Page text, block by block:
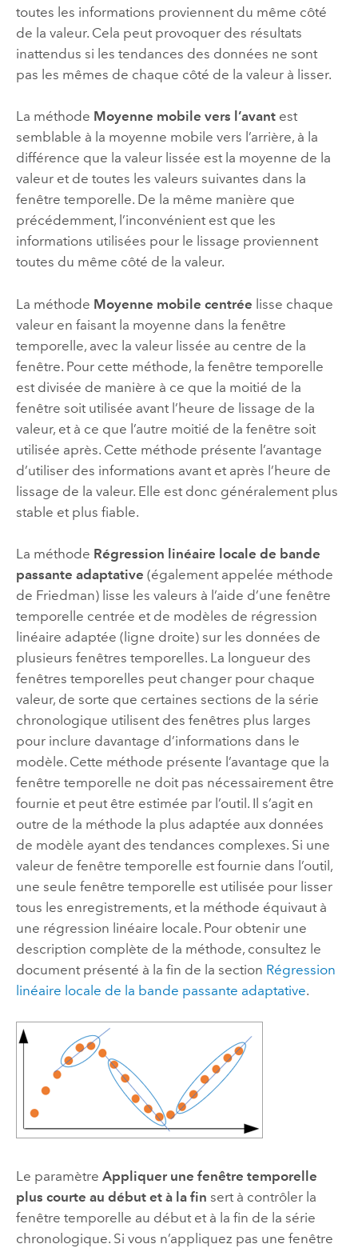
toutes les informations proviennent du même côté
de la valeur. Cela peut provoquer des résultats
inattendus si les tendances des données ne sont
pas les mêmes de chaque côté de la valeur à lisser.
La méthode Moyenne mobile vers l’avantest
semblable à la moyenne mobile vers l’arrière, à la
différence que la valeur lissée est la moyenne de la
valeur et de toutes les valeurs suivantes dans la
fenêtre temporelle. De la même manière que
précédemment, l’inconvénient est que les
informations utilisées pour le lissage proviennent
toutes du même côté de la valeur.
La méthode Moyenne mobile centrée lisse chaque
valeur en faisant la moyenne dans la fenêtre
temporelle, avec la valeur lissée au centre de la
fenêtre. Pour cette méthode, la fenêtre temporelle
est divisée de manière à ce que la moitié de la
fenêtre soit utilisée avant l’heure de lissage de la
valeur, et à ce que l’autre moitié de la fenêtre soit
utilisée après. Cette méthode présente l’avantage
d’utiliser des informations avant et après l’heure de
lissage de la valeur. Elle est donc généralement plus
stable et plus fiable.
La méthode Régression linéaire locale de bande
passante adaptative (également appelée méthode
de Friedman) lisse les valeurs à l’aide d’une fenêtre
temporelle centrée et de modèles de régression
linéaire adaptée (ligne droite) sur les données de
plusieurs fenêtres temporelles. La longueur des
fenêtres temporelles peut changer pour chaque
valeur, de sorte que certaines sections de la série
chronologique utilisent des fenêtres plus larges
pour inclure davantage d’informations dans le
modèle. Cette méthode présente l’avantage que la
fenêtre temporelle ne doit pas nécessairement être
fournie et peut être estimée par l’outil. Il s’agit en
outre de la méthode la plus adaptée aux données
de modèle ayant des tendances complexes. Si une
valeur de fenêtre temporelle est fournie dans l’outil,
une seule fenêtre temporelle est utilisée pour lisser
tous les enregistrements, et la méthode équivaut à
une régression linéaire locale. Pour obtenir une
description complète de la méthode, consultez le
document présenté à la fin de la section Régression
linéaire locale de la bande passante adaptative.
Le paramètre Appliquer une fenêtre temporelle
plus courte au début et à la fin sert à contrôler la
fenêtre temporelle au début et à la fin de la série
chronologique. Si vous n’appliquez pas une fenêtre